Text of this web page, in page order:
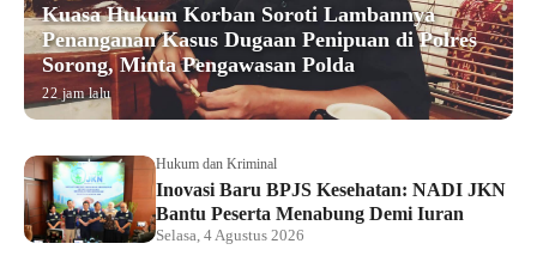
Kuasa Hukum Korban Soroti Lambannya
Penanganan Kasus Dugaan Penipuan di Polres
Sorong, Minta Pengawasan Polda
22 jam lalu
Hukum dan Kriminal
Inovasi Baru BPJS Kesehatan: NADI JKN
Bantu Peserta Menabung Demi Iuran
Selasa, 4 Agustus 2026